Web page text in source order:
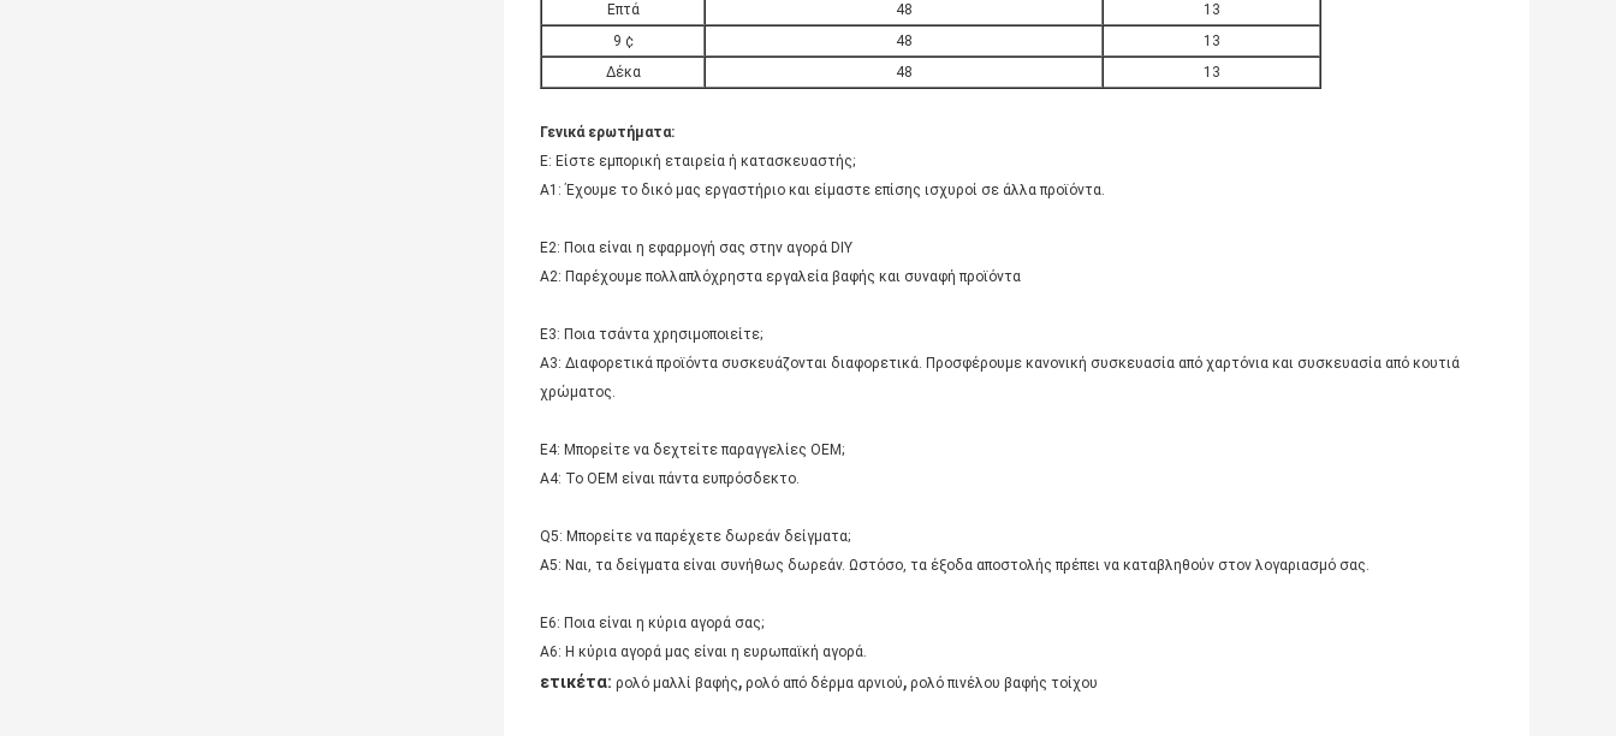
Επτά
48
13
9 ¢
48
13
Δέκα
48 13
Γενικά ερωτήματα:
Ε: Είστε εμπορική εταιρεία ή κατασκευαστής;
Α1: Έχουμε το δικό μας εργαστήριο και είμαστε επίσης ισχυροί σε άλλα προϊόντα.
Ε2: Ποια είναι η εφαρμογή σας στην αγορά DIY
Α2: Παρέχουμε πολλαπλόχρηστα εργαλεία βαφής και συναφή προϊόντα
Ε3: Ποια τσάντα χρησιμοποιείτε;
Α3: Διαφορετικά προϊόντα συσκευάζονται διαφορετικά. Προσφέρουμε κανονική συσκευασία από χαρτόνια και συσκευασία από κουτιά
χρώματος.
Ε4: Μπορείτε να δεχτείτε παραγγελίες OEM;
Α4: Το OEM είναι πάντα ευπρόσδεκτο.
Q5: Μπορείτε να παρέχετε δωρεάν δείγματα;
Α5: Ναι, τα δείγματα είναι συνήθως δωρεάν. Ωστόσο, τα έξοδα αποστολής πρέπει να καταβληθούν στον λογαριασμό σας.
Ε6: Ποια είναι η κύρια αγορά σας;
Α6: Η κύρια αγορά μας είναι η ευρωπαϊκή αγορά.
ετικέτα: ρολό μαλλί βαφής, ρολό από δέρμα αρνιού, ρολό πινέλου βαφής τοίχου